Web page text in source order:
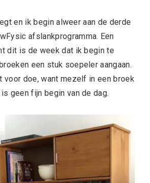
en ik begin alweer aan de derde
afslankprogramma. Een
dit is de week dat ik begin te
een stuk soepeler aangaan.
voor doe, want mezelf in een broek
geen fijn begin van de dag.